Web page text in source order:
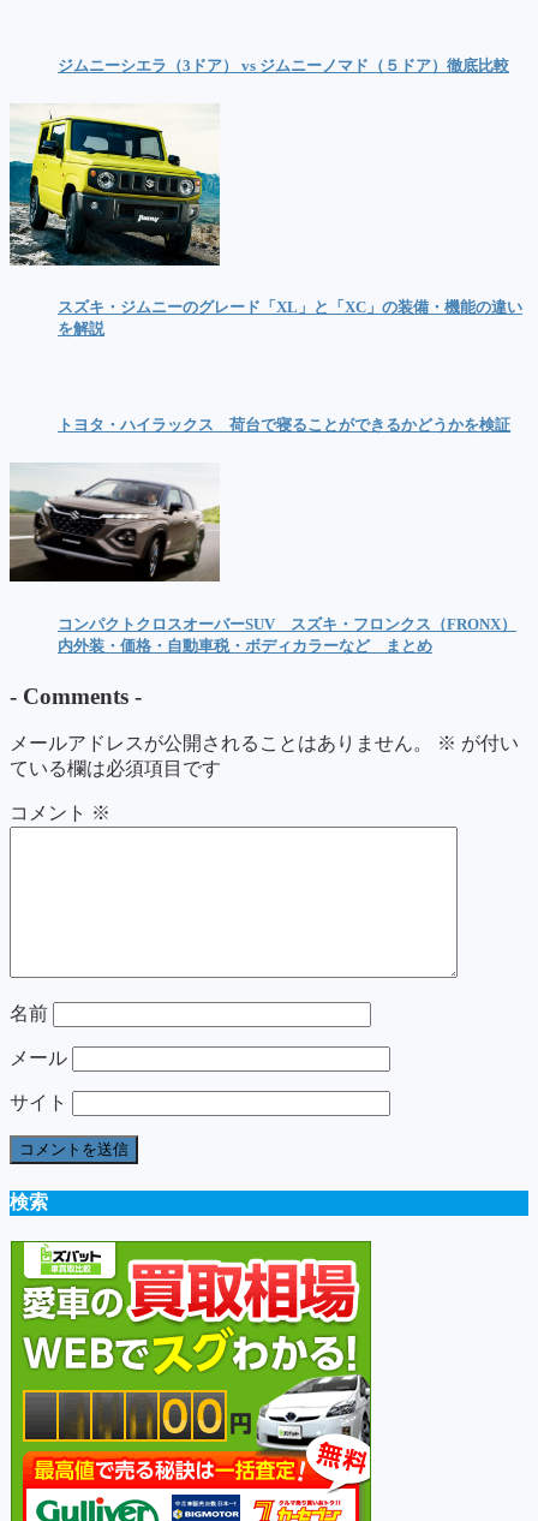
ジムニーシエラ（3ドア） vs ジムニーノマド（５ドア）徹底比較
スズキ・ジムニーのグレード「XL」と「XC」の装備・機能の違い
を解説
トヨタ・ハイラックス 荷台で寝ることができるかどうかを検証
コンパクトクロスオーバーSUV スズキ・フロンクス（FRONX）
内外装・価格・自動車税・ボディカラーなど まとめ
- Comments -
メールアドレスが公開されることはありません。 ※ が付い
ている欄は必須項目です
コメント ※
名前
メール
サイト
検索